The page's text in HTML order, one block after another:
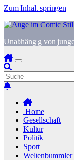
Zum Inhalt springen
Unabhängig von
Home
Gesellschaft
Kultur
Politik
Sport
Weltenbummler